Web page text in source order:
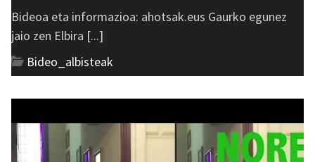
Bideoa eta informazioa: ahotsak.eus Gaurko egunez
jaio zen Elbira [...]
Bideo_albisteak